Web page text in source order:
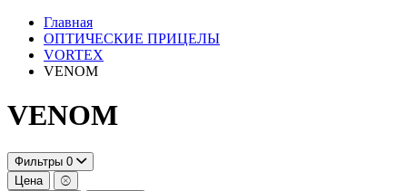
Главная
ОПТИЧЕСКИЕ ПРИЦЕЛЫ
VORTEX
VENOM
VENOM
Фильтры 0
Цена